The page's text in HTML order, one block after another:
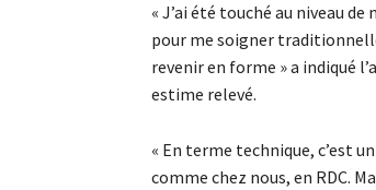
« J’ai été touché au niveau
pour me soigner
revenir en forme » a indiqué
estime relevé.
« En terme technique, c’est
comme chez nous, en RDC.